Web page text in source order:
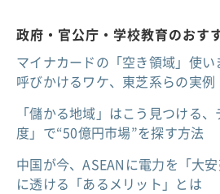
政府・官公庁・学校教育のおす
マイナカードの「空き領域」使
呼びかけるワケ、東芝系らの実例
「儲かる地域」はこう見つける
度」で“50億円市場”を探す方法
中国が今、ASEANに電力を「大
に透ける「あるメリット」とは